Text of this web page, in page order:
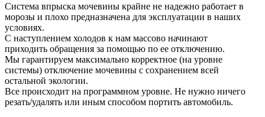
Система впрыска мочевины крайне не надежно работает в
морозы и плохо предназначена для эксплуатации в наших
условиях.
С наступлением холодов к нам массово начинают
приходить обращения за помощью по ее отключению.
Мы гарантируем максимально корректное (на уровне
системы) отключение мочевины с сохранением всей
остальной экологии.
Все происходит на программном уровне. Не нужно ничего
резать/удалять или иным способом портить автомобиль.